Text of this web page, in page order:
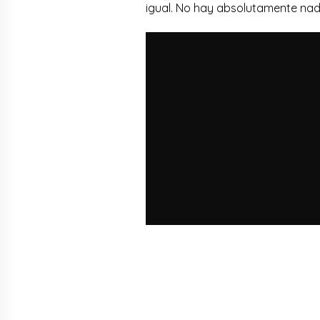
igual. No hay absolutamente